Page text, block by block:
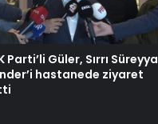
Parti’li Güler, Sırrı Süreyya
hastanede ziyaret